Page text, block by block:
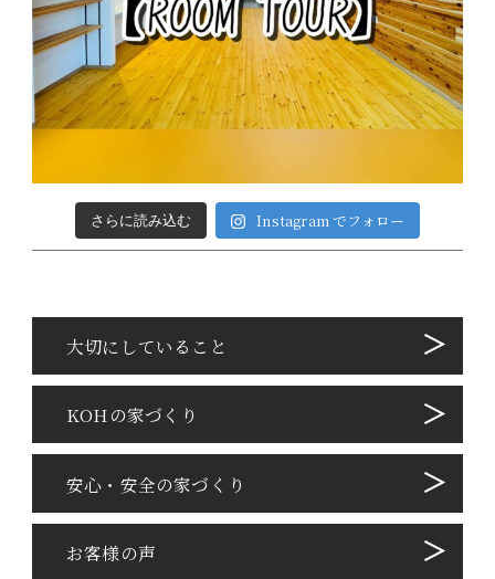
さらに読み込む Instagram でフォロー
⼤切にしていること
KOHの家づくり
安心・安全の家づくり
お客様の声